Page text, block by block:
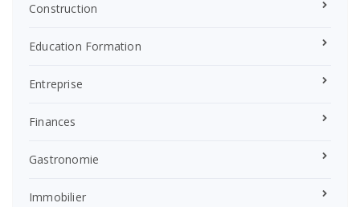
Construction
Education Formation
Entreprise
Finances
Gastronomie
Immobilier